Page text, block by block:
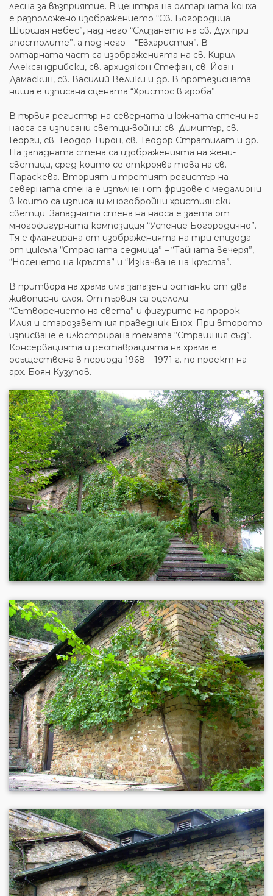
лесна за възприятие. В центъра на олтарната конха
е разположено изображението “Св. Богородица
Ширшая небес”, над него “Слизането на св. Дух при
апостолите”, а под него – “Евхаристия”. В
олтарната част са изображенията на св. Кирил
Александрийски, св. архидякон Стефан, св. Йоан
Дамаскин, св. Василий Велики и др. В протезисната
ниша е изписана сцената “Христос в гроба”.
В първия регистър на северната и южната стени на
наоса са изписани светци-войни: св. Димитър, св.
Георги, св. Теодор Тирон, св. Теодор Стратилат и др.
На западната стена са изображенията на жени-
светици, сред които се откроява това на св.
Параскева. Вторият и третият регистър на
северната стена е изпълнен от фризове с медалиони
в които са изписани многобройни християнски
светци. Западната стена на наоса е заета от
многофигурната композиция “Успение Богородично”.
Тя е флангирана от изображенията на три епизода
от цикъла “Страсната седмица” – “Тайната вечеря”,
“Носенето на кръста” и “Изкачване на кръста”.
В притвора на храма има запазени останки от два
живописни слоя. От първия са оцелели
“Сътворението на света” и фигурите на пророк
Илия и старозаветния праведник Енох. При второто
изписване е илюстрирана темата “Страшния съд”.
Консервацията и реставрацията на храма е
осъществена в периода 1968 – 1971 г. по проект на
арх. Боян Кузупов.